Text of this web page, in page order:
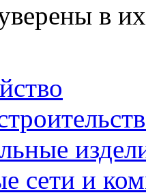
в их
сети и